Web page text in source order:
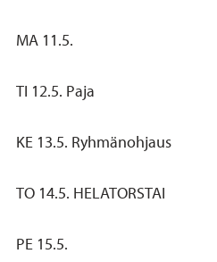
MA 11.5.
TI 12.5. Paja
KE 13.5. Ryhmänohjaus
TO 14.5. HELATORSTAI
PE 15.5.